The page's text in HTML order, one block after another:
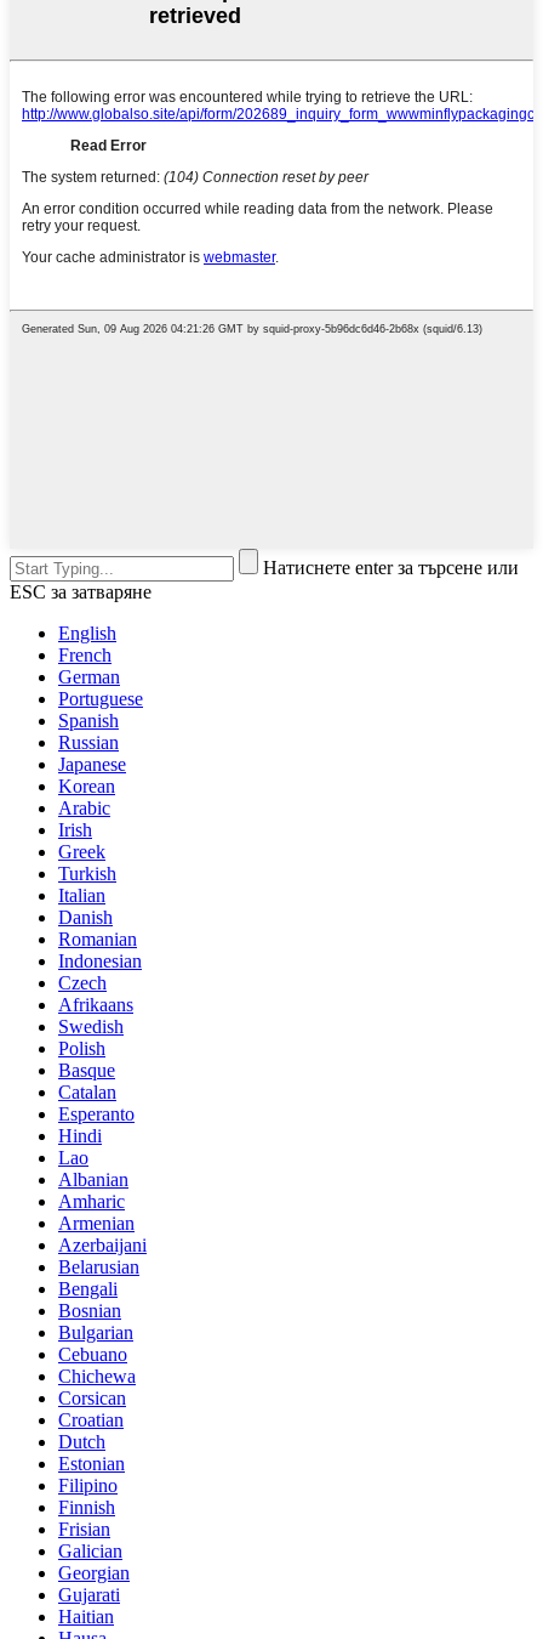
Натиснете enter за търсене или
ESC за затваряне
English
French
German
Portuguese
Spanish
Russian
Japanese
Korean
Arabic
Irish
Greek
Turkish
Italian
Danish
Romanian
Indonesian
Czech
Afrikaans
Swedish
Polish
Basque
Catalan
Esperanto
Hindi
Lao
Albanian
Amharic
Armenian
Azerbaijani
Belarusian
Bengali
Bosnian
Bulgarian
Cebuano
Chichewa
Corsican
Croatian
Dutch
Estonian
Filipino
Finnish
Frisian
Galician
Georgian
Gujarati
Haitian